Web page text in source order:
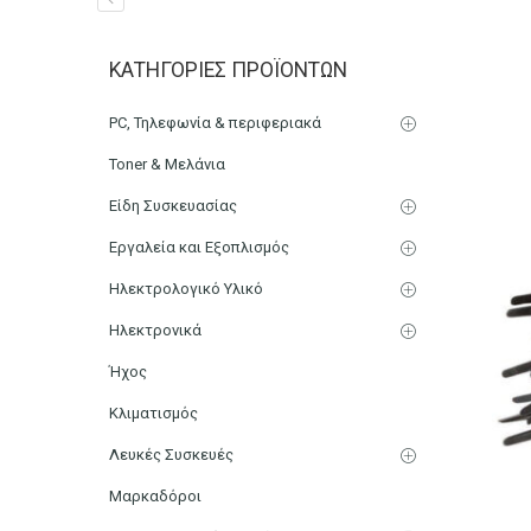
Δεματικά Καλωδίων
ΚΑΤΗΓΟΡΊΕΣ ΠΡΟΪΌΝΤΩΝ
PC, Τηλεφωνία & περιφεριακά
Toner & Μελάνια
Είδη Συσκευασίας
Εργαλεία και Εξοπλισμός
Ηλεκτρολογικό Υλικό
Ηλεκτρονικά
Ήχος
Κλιματισμός
Λευκές Συσκευές
Μαρκαδόροι